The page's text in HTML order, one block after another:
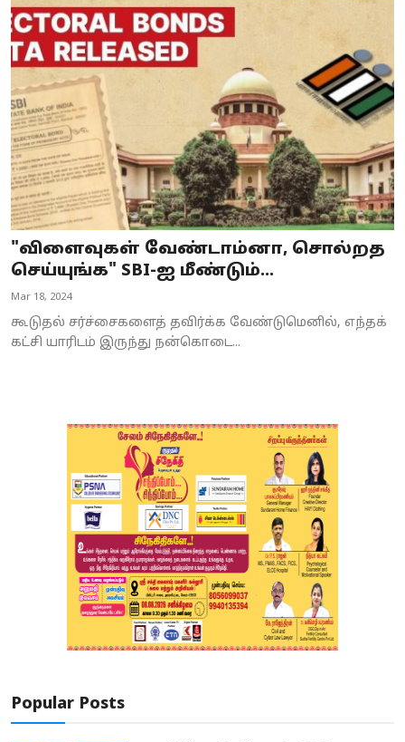
Special Story
Business
Crime
Tamilnadu
National
World
Astrology
Spirituality
Weather
"விளைவுகள் வேண்டாம்னா, சொல்றத
செய்யுங்க" SBI-ஐ மீண்டும்...
Mar 18, 2024
கூடுதல் சர்ச்சைகளைத் தவிர்க்க வேண்டுமெனில், எந்தக்
கட்சி யாரிடம் இருந்து நன்கொடை...
Popular Posts